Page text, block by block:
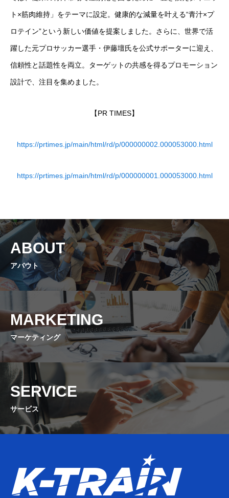
ト×筋肉維持」をテーマに設定。健康的な減量を叶える“青汁×プ
ロテイン”という新しい価値を提案しました。さらに、世界で活
躍した元プロサッカー選手・伊藤壇氏を公式サポーターに迎え、
信頼性と話題性を両立。ターゲットの共感を得るプロモーション
設計で、注目を集めました。
【PR TIMES】
https://prtimes.jp/main/html/rd/p/000000002.000053000.html
https://prtimes.jp/main/html/rd/p/000000001.000053000.html
ABOUT
アバウト
MARKETING
マーケティング
SERVICE
サービス